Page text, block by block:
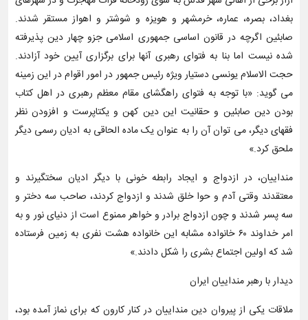
بغداد، بصره، عماره، خرمشهر و هویزه و شوشتر و اهواز مستقر شدند.
صابئین اگرچه در قانون اساسی جمهوری اسلامی جزو چهار دین پذیرفته
شده نیست اما بنا به فتوای رهبری آنها برای برگزاری آیین خود آزادند.
حجت الاسلام یونسی دستیار ویژه رئیس جمهور در امور اقوام در این زمینه
می گوید: «با توجه به فتوای راهگشای مقام معظم رهبری در اهل کتاب
بودن دین صابئین و حقانیت این دین کهن و یکتاپرست و افزودن نظر
فقهای دیگر، می توان آن را به عنوان یک ماده الحاقی به ادیان رسمی دیگر
ملحق کرد.»
منداییان، در ازدواج و ایجاد رابطه خونی با دیگر ادیان سختگیرند و
معتقدند وقتی آدم و حوا خلق شدند و ازدواج کردند، صاحب سه دختر و
سه پسر شدند و چون ازدواج برادر و خواهر ممنوع است از دنیای نور و به
امر خداوند ۶۰ خانواده مشابه این خانواده هشت نفری به زمین فرستاده
شد که اولین اجتماع بشری را شکل دادند.»
دیدار با رهبر منداییان ایران
ملاقات یکی از پیروان دین منداییان در کنار کارون که برای نماز آمده بود،